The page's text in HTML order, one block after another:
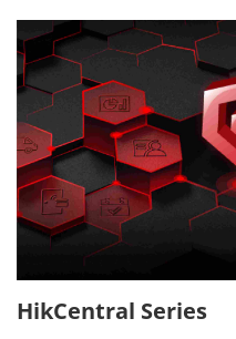
HikCentral Series